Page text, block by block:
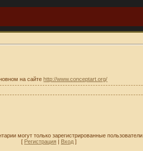
на сайтеhttp://www.conceptart.org/
могут только зарегистрированные пользователи.
[ Регистрация | Вход]